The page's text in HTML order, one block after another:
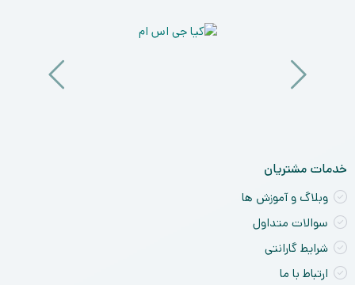
خدمات مشتریان
وبلاگ و آموزش ها
سوالات متداول
شرایط گارانتی
ارتباط با ما